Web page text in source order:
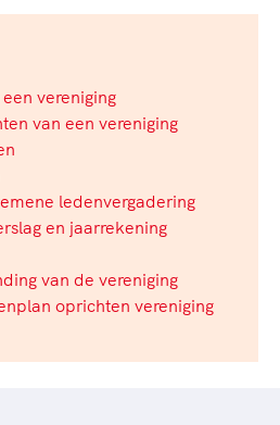
vereniging
van een vereniging
ledenvergadering
en jaarrekening
van de vereniging
oprichten vereniging